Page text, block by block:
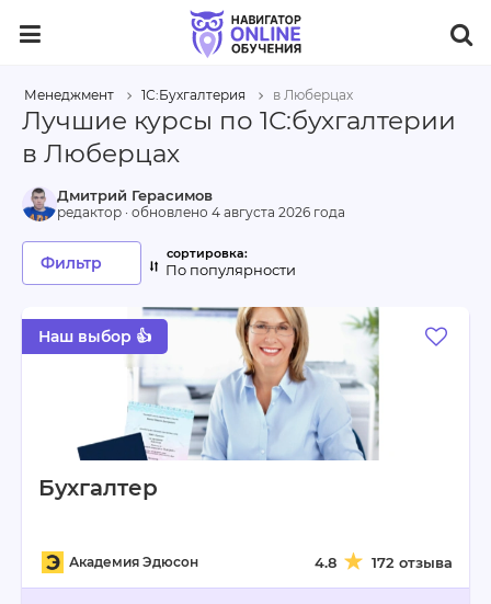
Менеджмент 1С:Бухгалтерия в Люберцах
Лучшие курсы по 1С:бухгалтерии
в Люберцах
Бухгалтер
Академия Эдюсон 4.8 172 отзыва
Наш выбор 👍
Дмитрий Герасимов
редактор · обновлено 4 августа 2026 года
Фильтр По популярности